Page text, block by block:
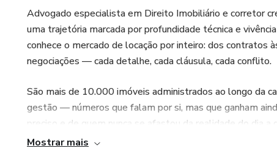
Advogado especialista em Direito Imobiliário e corretor
uma trajetória marcada por profundidade técnica e
conhece o mercado de locação por inteiro: dos contratos
negociações — cada detalhe, cada cláusula, cada conflito.
São mais de 10.000 imóveis administrados ao longo da
gestão — números que falam por si, mas que ganham
preciso e de quem nunca se afastou da realidade do dia a
Mostrar mais